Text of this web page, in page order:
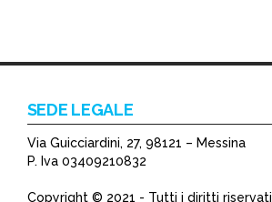
SEDE LEGALE
Via Guicciardini, 27, 98121 – Messina
P. Iva 03409210832
Copyright © 2021 - Tutti i diritti riservati